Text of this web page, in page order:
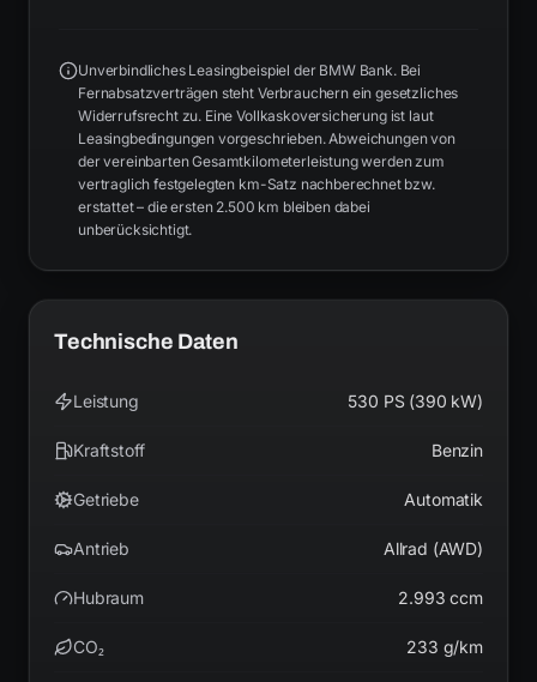
Unverbindliches Leasingbeispiel der BMW Bank. Bei
Fernabsatzverträgen steht Verbrauchern ein gesetzliches
Widerrufsrecht zu. Eine Vollkaskoversicherung ist laut
Leasingbedingungen vorgeschrieben. Abweichungen von
der vereinbarten Gesamtkilometerleistung werden zum
vertraglich festgelegten km-Satz nachberechnet bzw.
erstattet – die ersten 2.500 km bleiben dabei
unberücksichtigt.
Technische Daten
Leistung 530 PS (390 kW)
Kraftstoff Benzin
Getriebe Automatik
Antrieb Allrad (AWD)
Hubraum 2.993 ccm
CO₂ 233 g/km